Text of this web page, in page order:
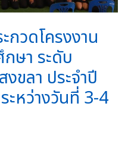
กวดโครงงาน
ษา ระดับ
ขลา ประจำปี
หว่างวันที่ 3-4